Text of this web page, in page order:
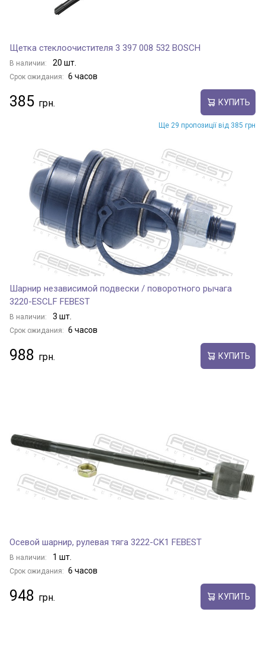
Щетка стеклоочистителя 3 397 008 532 BOSCH
В наличии: 20 шт.
Срок ожидания: 6 часов
385 КУПИТЬ
Ще 29 пропозиції від 385 грн
Шарнир независимой подвески / поворотного рычага
3220-ESCLF FEBEST
В наличии: 3 шт.
Срок ожидания: 6 часов
988 КУПИТЬ
Осевой шарнир, рулевая тяга 3222-CK1 FEBEST
В наличии: 1 шт.
Срок ожидания: 6 часов
948 КУПИТЬ